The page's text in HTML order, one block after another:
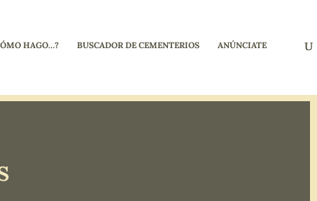
HAGO…? BUSCADOR DE CEMENTERIOS ANÚNCIATE